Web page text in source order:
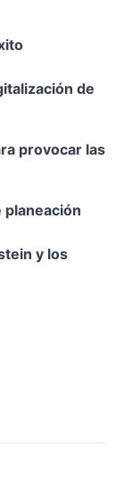
de
provocar las
planeación
y los